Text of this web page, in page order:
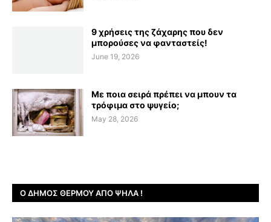
9 χρήσεις της ζάχαρης που δεν
μπορούσες να φανταστείς!
June 19, 2026
Με ποια σειρά πρέπει να μπουν τα
τρόφιμα στο ψυγείο;
May 28, 2026
Ο ΔΉΜΟΣ ΘΈΡΜΟΥ ΑΠΌ ΨΗΛΆ !